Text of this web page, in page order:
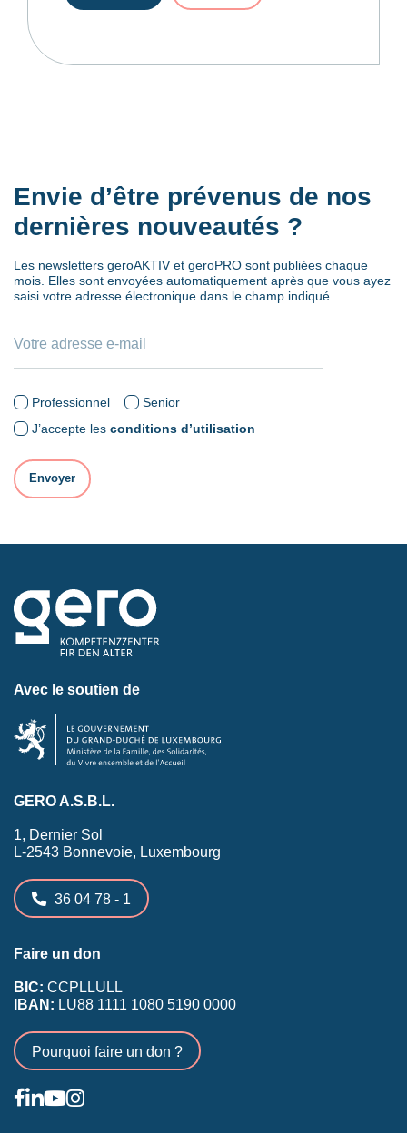
Envie d’être prévenus de nos
dernières nouveautés ?
Les newsletters geroAKTIV et geroPRO sont publiées chaque
mois. Elles sont envoyées automatiquement après que vous ayez
saisi votre adresse électronique dans le champ indiqué.
Professionnel
Senior
J’accepte les conditions d’utilisation
Avec le soutien de
GERO A.S.B.L.
1, Dernier Sol
L-2543 Bonnevoie, Luxembourg
36 04 78 - 1
Faire un don
BIC: CCPLLULL
IBAN: LU88 1111 1080 5190 0000
Pourquoi faire un don ?